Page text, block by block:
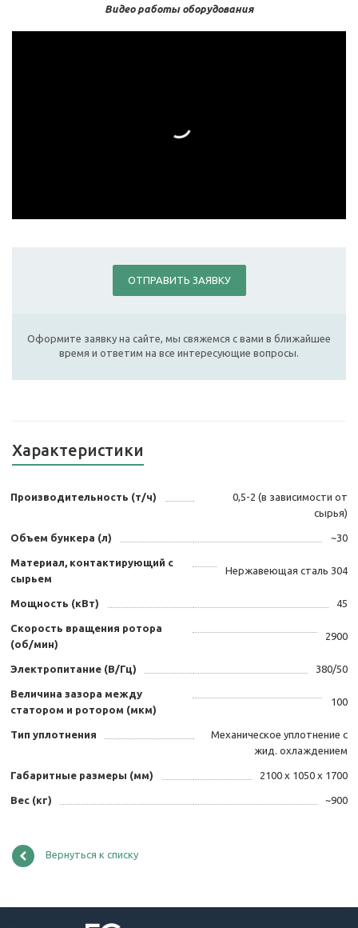
Видео работы оборудования
ОТПРАВИТЬ ЗАЯВКУ
Оформите заявку на сайте, мы свяжемся с вами в ближайшее
время и ответим на все интересующие вопросы.
Характеристики
Производительность (т/ч)
0,5-2 (в зависимости от
сырья)
Объем бункера (л) ~30
Материал, контактирующий с
сырьем
Нержавеющая сталь 304
Мощность (кВт) 45
Скорость вращения ротора
(об/мин)
2900
Электропитание (В/Гц) 380/50
Величина зазора между
статором и ротором (мкм)
100
Тип уплотнения
Механическое уплотнение с
жид. охлаждением
Габаритные размеры (мм) 2100 х 1050 х 1700
Вес (кг) ~900
Вернуться к списку